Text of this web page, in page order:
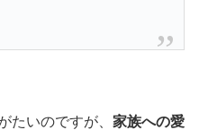
たいのですが、 家族への愛